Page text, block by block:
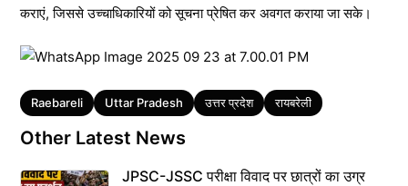
कराएं, जिससे उच्चाधिकारियों को सूचना प्रेषित कर अवगत कराया जा सके।
Tags
Raebareli Uttar Pradesh उत्तर प्रदेश रायबरेली
Other Latest News
JPSC-JSSC परीक्षा विवाद पर छात्रों का उग्र